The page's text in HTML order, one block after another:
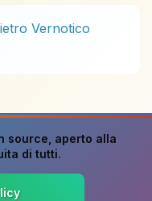
Vernotico
source , aperto alla
di tutti.